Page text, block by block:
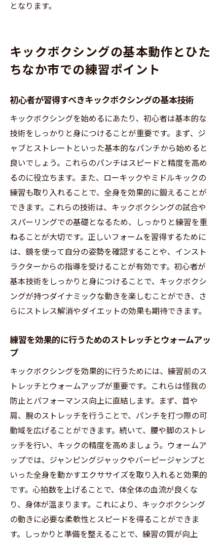
となります。
キックボクシングの基本動作とひた
ちなか市での練習ポイント
初心者が習得すべきキックボクシングの基本技術
キックボクシングを始めるにあたり、初心者は基本的な
技術をしっかりと身につけることが重要です。まず、ジ
ャブとストレートといった基本的なパンチから始めると
良いでしょう。これらのパンチはスピードと精度を高め
るのに役立ちます。また、ローキックやミドルキックの
練習も取り入れることで、全身を効果的に鍛えることが
できます。これらの技術は、キックボクシングの試合や
スパーリングでの基礎となるため、しっかりと練習を重
ねることが大切です。正しいフォームを習得するために
は、鏡を使って自分の姿勢を確認することや、インスト
ラクターからの指導を受けることが有効です。初心者が
基本技術をしっかりと身につけることで、キックボクシ
ングが持つダイナミックな動きを楽しむことができ、さ
らにストレス解消やダイエットの効果も期待できます。
練習を効果的に行うためのストレッチとウォームアッ
プ
キックボクシングを効果的に行うためには、練習前のス
トレッチとウォームアップが重要です。これらは怪我の
防止とパフォーマンス向上に直結します。まず、首や
肩、腕のストレッチを行うことで、パンチを打つ際の可
動域を広げることができます。続いて、腰や脚のストレ
ッチを行い、キックの精度を高めましょう。ウォームア
ップでは、ジャンピングジャックやバーピージャンプと
いった全身を動かすエクササイズを取り入れると効果的
です。心拍数を上げることで、体全体の血流が良くな
り、身体が温まります。これにより、キックボクシング
の動きに必要な柔軟性とスピードを得ることができま
す。しっかりと準備を整えることで、練習の質が向上